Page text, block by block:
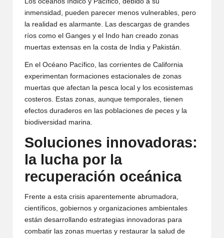
inmensidad, pueden parecer menos vulnerables, pero
la realidad es alarmante. Las descargas de grandes
ríos como el Ganges y el Indo han creado zonas
muertas extensas en la costa de India y Pakistán.
En el Océano Pacífico, las corrientes de California
experimentan formaciones estacionales de zonas
muertas que afectan la pesca local y los ecosistemas
costeros. Estas zonas, aunque temporales, tienen
efectos duraderos en las poblaciones de peces y la
biodiversidad marina.
Soluciones innovadoras:
la lucha por la
recuperación oceánica
Frente a esta crisis aparentemente abrumadora,
científicos, gobiernos y organizaciones ambientales
están desarrollando estrategias innovadoras para
combatir las zonas muertas y restaurar la salud de